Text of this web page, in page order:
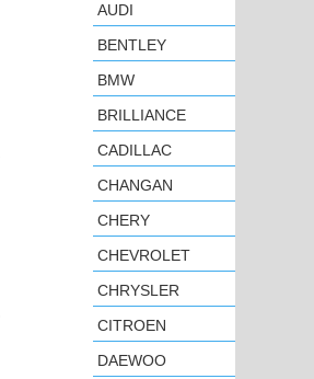
AUDI
BENTLEY
BMW
BRILLIANCE
CADILLAC
CHANGAN
CHERY
CHEVROLET
CHRYSLER
CITROEN
DAEWOO